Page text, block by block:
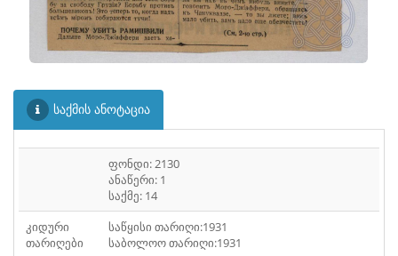
საქმის ანოტაცია
ფონდი: 2130
ანაწერი: 1
საქმე: 14
კიდური
თარიღები
საწყისი თარიღი:1931
საბოლოო თარიღი:1931